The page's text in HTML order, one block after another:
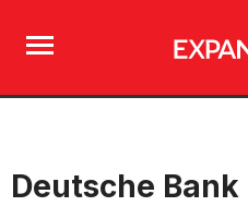
Deutsche Bank